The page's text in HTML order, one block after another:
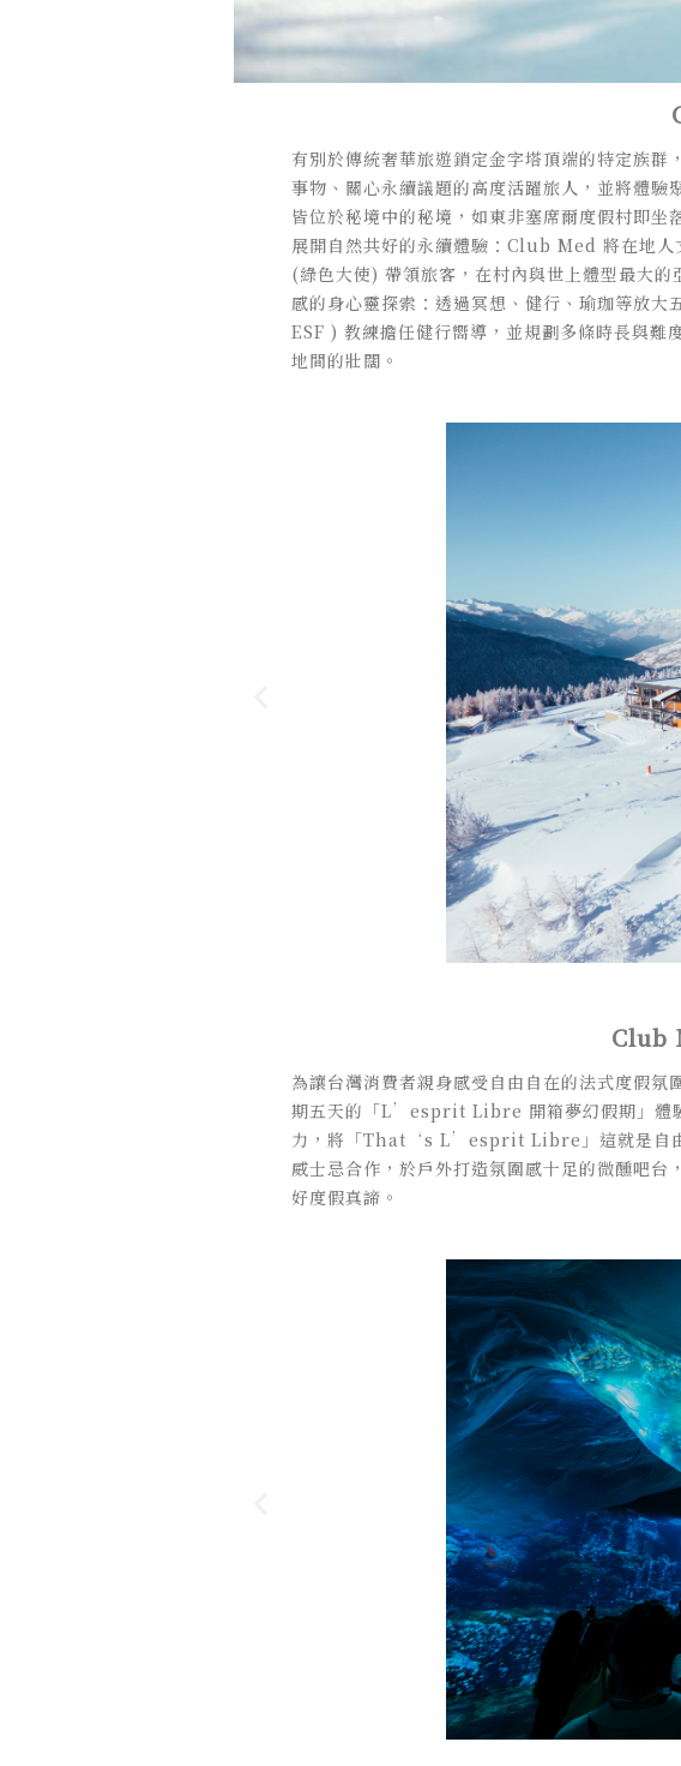
有別於傳統奢華旅遊鎖定金字塔頂端的特定族
事物、關心永續議題的高度活躍旅人，並將體
皆位於秘境中的秘境，如東非塞席爾度假村即
展開自然共好的永續體驗：Club Med 將在地
(綠色大使) 帶領旅客，在村內與世上體型最大
感的身心靈探索：透過冥想、健行、瑜珈等放
ESF ) 教練擔任健行嚮導，並規劃多條時長與難
地間的壯闊。
Club
為讓台灣消費者親身感受自由自在的法式度假
期五天的「L’esprit Libre 開箱夢幻假期」體
力，將「That‘s L’esprit Libre」這就是自
威士忌合作，於戶外打造氛圍感十足的微醺吧
好度假真諦。